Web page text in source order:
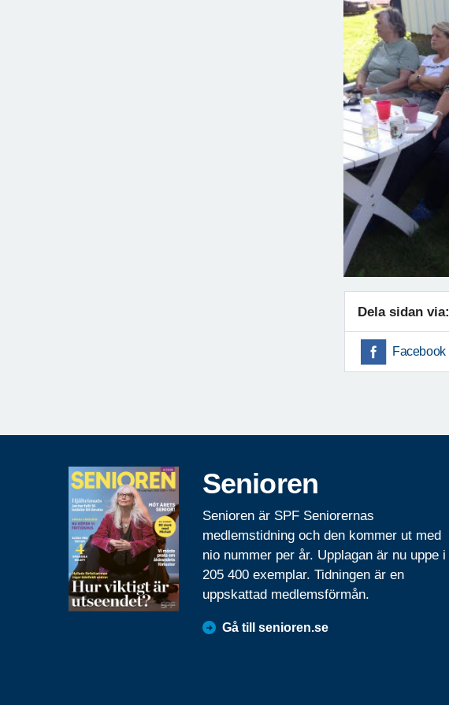
Dela sidan via:
Facebook
Senioren
Senioren är SPF Seniorernas
medlemstidning och den kommer ut med
nio nummer per år. Upplagan är nu uppe i
205 400 exemplar. Tidningen är en
uppskattad medlemsförmån.
Gå till senioren.se